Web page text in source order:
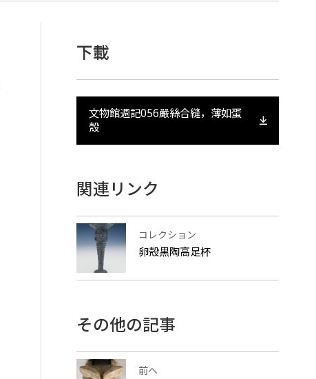
下載
文物館週記056嚴絲合縫，薄如蛋
殼
関連リンク
コレクション
卵殻黒陶高足杯
その他の記事
前へ